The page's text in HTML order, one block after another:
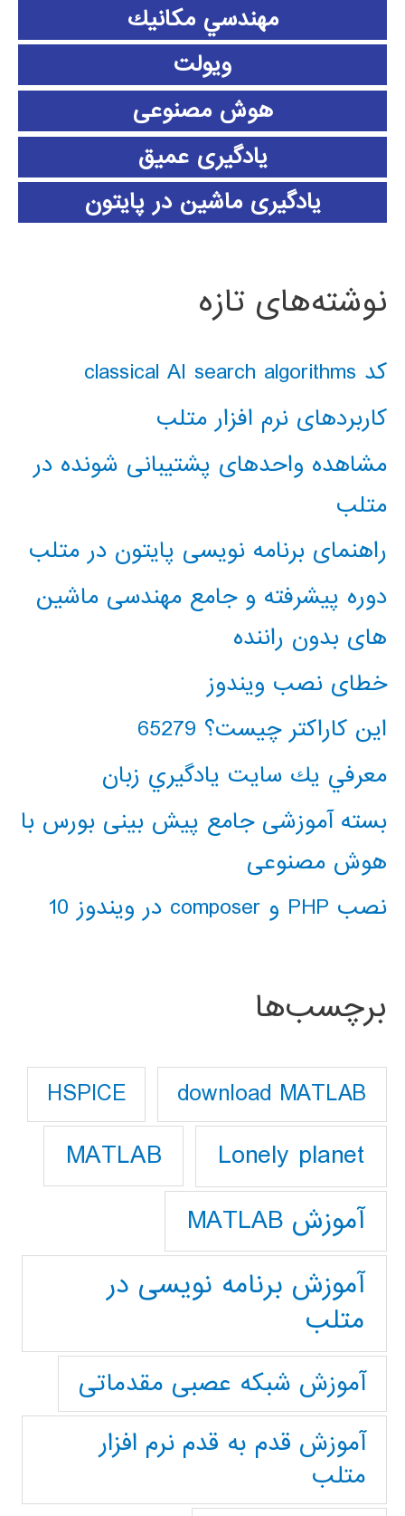
مهندسي مكانيك
ویولت
هوش مصنوعی
یادگیری عمیق
یادگیری ماشین در پایتون
نوشته‌های تازه
کد classical AI search algorithms
کاربردهای نرم افزار متلب
مشاهده واحدهای پشتیبانی شونده در
متلب
راهنمای برنامه نویسی پایتون در متلب
دوره پیشرفته و جامع مهندسی ماشین
های بدون راننده
خطای نصب ویندوز
این کاراکتر چیست؟ 65279
معرفي يك سايت يادگيري زبان
بسته آموزشی جامع پیش بینی بورس با
هوش مصنوعی
نصب PHP و composer در ویندوز 10
برچسب‌ها
download MATLAB
HSPICE
Lonely planet
MATLAB
آموزش MATLAB
آموزش برنامه نویسی در
متلب
آموزش شبکه عصبی مقدماتی
آموزش قدم به قدم نرم افزار
متلب